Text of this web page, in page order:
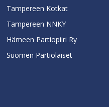
Tampereen Kotkat
Tampereen NNKY
Hämeen Partiopiiri Ry
Suomen Partiolaiset